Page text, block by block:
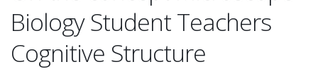
Biology Student Teachers
Cognitive Structure